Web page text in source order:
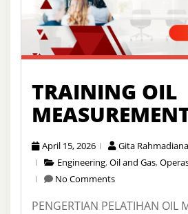
TRAINING OIL
April 15, 2026
Gita Rahmadiana
Engineering,Oil and Gas,
No Comments
PENGERTIAN PELATIHAN OIL